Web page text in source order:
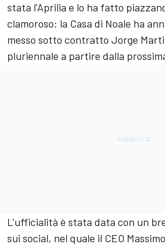
stata l'Aprilia e lo ha fatto
clamoroso: la Casa di Noale ha
messo sotto contratto Jorge
pluriennale a partire dalla
L'ufficialità è stata data con un
sui social, nel quale il CEO